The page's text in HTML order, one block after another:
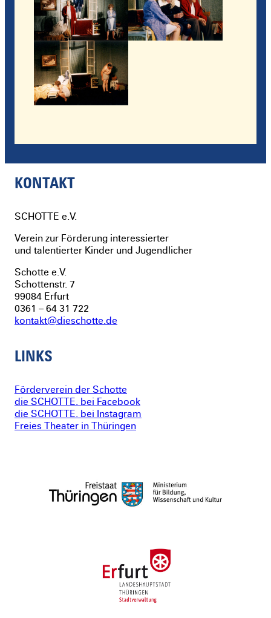
KONTAKT
SCHOTTE e.V.
Verein zur Förderung interessierter
und talentierter Kinder und Jugendlicher
Schotte e.V.
Schottenstr. 7
99084 Erfurt
0361 – 64 31 722
kontakt@dieschotte.de
LINKS
Förderverein der Schotte
die SCHOTTE. bei Facebook
die SCHOTTE. bei Instagram
Freies Theater in Thüringen